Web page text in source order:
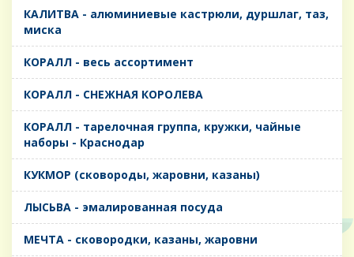
КАЛИТВА - алюминиевые кастрюли, дуршлаг, таз,
миска
КОРАЛЛ - весь ассортимент
КОРАЛЛ - СНЕЖНАЯ КОРОЛЕВА
КОРАЛЛ - тарелочная группа, кружки, чайные
наборы - Краснодар
КУКМОР (сковороды, жаровни, казаны)
ЛЫСЬВА - эмалированная посуда
МЕЧТА - сковородки, казаны, жаровни